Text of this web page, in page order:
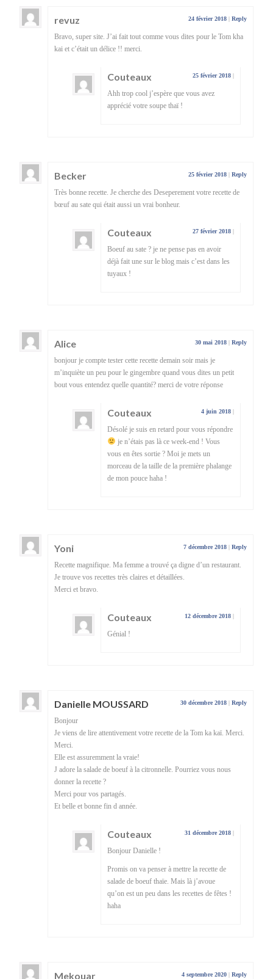
revuz 24 février 2018 | Reply
Bravo, super site. J’ai fait tout comme vous dites pour le Tom kha
kai et c’était un délice !! merci.
Couteaux 25 février 2018 |
Ahh trop cool j’espère que vous avez
apprécié votre soupe thaï !
Becker 25 février 2018 | Reply
Très bonne recette. Je cherche des Deseperement votre recette de
bœuf au sate qui était aussi un vrai bonheur.
Couteaux 27 février 2018 |
Boeuf au sate ? je ne pense pas en avoir
déjà fait une sur le blog mais c’est dans les
tuyaux !
Alice 30 mai 2018 | Reply
bonjour je compte tester cette recette demain soir mais je
m’inquiète un peu pour le gingembre quand vous dites un petit
bout vous entendez quelle quantité? merci de votre réponse
Couteaux 4 juin 2018 |
Désolé je suis en retard pour vous répondre
je n’étais pas là ce week-end ! Vous
vous en êtes sortie ? Moi je mets un
morceau de la taille de la première phalange
de mon pouce haha !
Yoni 7 décembre 2018 | Reply
Recette magnifique. Ma femme a trouvé ça digne d’un restaurant.
Je trouve vos recettes très claires et détaillées.
Merci et bravo.
Couteaux 12 décembre 2018 |
Génial !
Danielle MOUSSARD 30 décembre 2018 | Reply
Bonjour
Je viens de lire attentivement votre recette de la Tom ka kaï. Merci.
Merci.
Elle est assuremment la vraie!
J adore la salade de boeuf à la citronnelle. Pourriez vous nous
donner la recette ?
Merci pour vos partagés.
Et belle et bonne fin d année.
Couteaux 31 décembre 2018 |
Bonjour Danielle !
Promis on va penser à mettre la recette de
salade de boeuf thaïe. Mais là j’avoue
qu’on est un peu dans les recettes de fêtes !
haha
Mekouar 4 septembre 2020 | Reply